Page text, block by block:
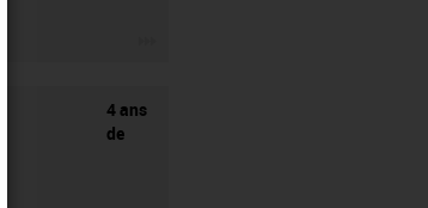
4 ans
de